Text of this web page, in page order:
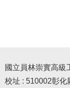
國立員林崇實高級
校址 : 510002彰